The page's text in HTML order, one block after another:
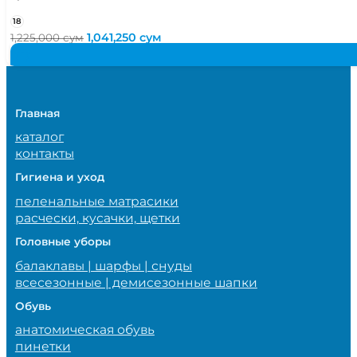
18
1,225,000сум Первоначальная
цена
1,225,000 сум.
1,041,250сум
цена:
Главная
каталог
контакты
Гигиена и уход
пеленальные матрасики
расчески, кусачки, щетки
Головные уборы
балаклавы | шарфы | снуды
всесезонные | демисезонные шапки
Обувь
анатомическая обувь
пинетки